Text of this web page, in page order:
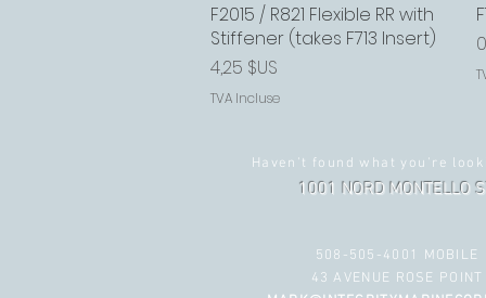
Aperçu rapide
F2015 / R821 Flexible RR with
Stiffener (takes F713 Insert)
Prix
4,25 $US
TVA Incluse
Haven't found what you're
1001 NORD MONTELLO
508-505-4001 MOBILE
43 AVENUE ROSE POINT